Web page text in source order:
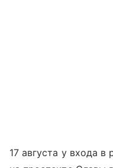
17 августа у входа в